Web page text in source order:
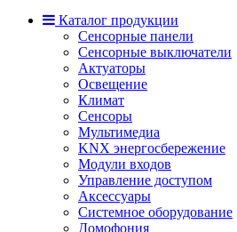
Каталог продукции
Сенсорные панели
Сенсорные выключатели
Актуаторы
Освещение
Климат
Сенсоры
Мультимедиа
KNX энергосбережение
Модули входов
Управление доступом
Аксессуары
Системное оборудование
Домофония